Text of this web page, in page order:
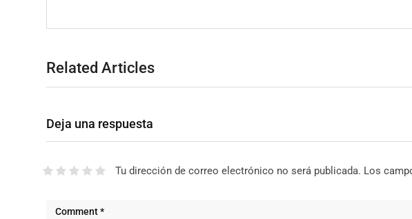
Related Articles
Deja una respuesta
Tu dirección de correo electrónico no será publicada. Los